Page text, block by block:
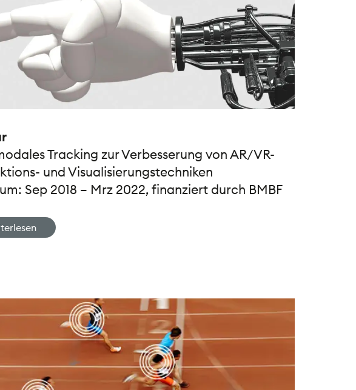
Tracking zur Verbesserung von AR/VR-
und Visualisierungstechniken
Sep 2018 – Mrz 2022, finanziert durch BMBF